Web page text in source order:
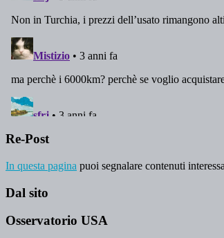
Re-Post
In questa pagina puoi segnalare contenuti
Dal sito
Osservatorio USA